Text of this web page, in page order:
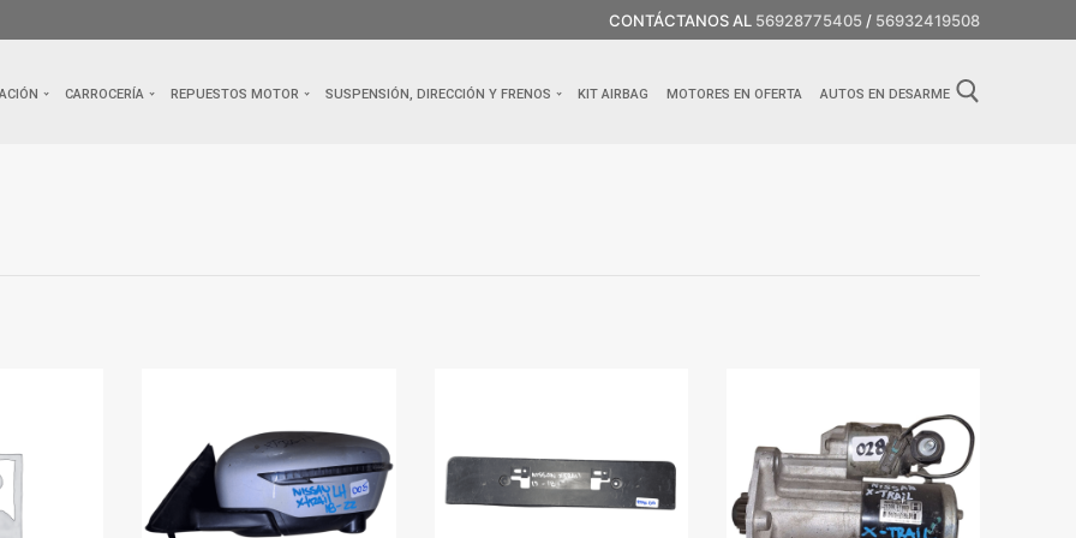
CONTÁCTANOS AL 56928775405 / 56932419508
CARROCERÍA REPUESTOS MOTOR SUSPENSIÓN, DIRECCIÓN Y FRENOS KIT AIRBAG MOTORES EN OFERTA AUTOS EN DESARME